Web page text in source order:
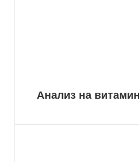
Анализ на